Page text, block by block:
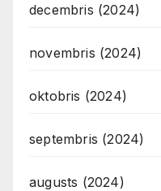
decembris (2024)
novembris (2024)
oktobris (2024)
septembris (2024)
augusts (2024)